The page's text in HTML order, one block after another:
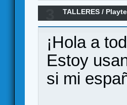
TALLERES /
¡Hola a
Estoy
si mi